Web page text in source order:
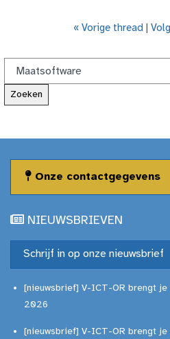
« Vorige thread|
Onze contactgegevens
NIEUWSBRIEVEN
Schrijf in op onze nieuwsbrief
[nieuwsbrief] V-ICT-OR brengt je
2026
[nieuwsbrief] V-ICT-OR brengt